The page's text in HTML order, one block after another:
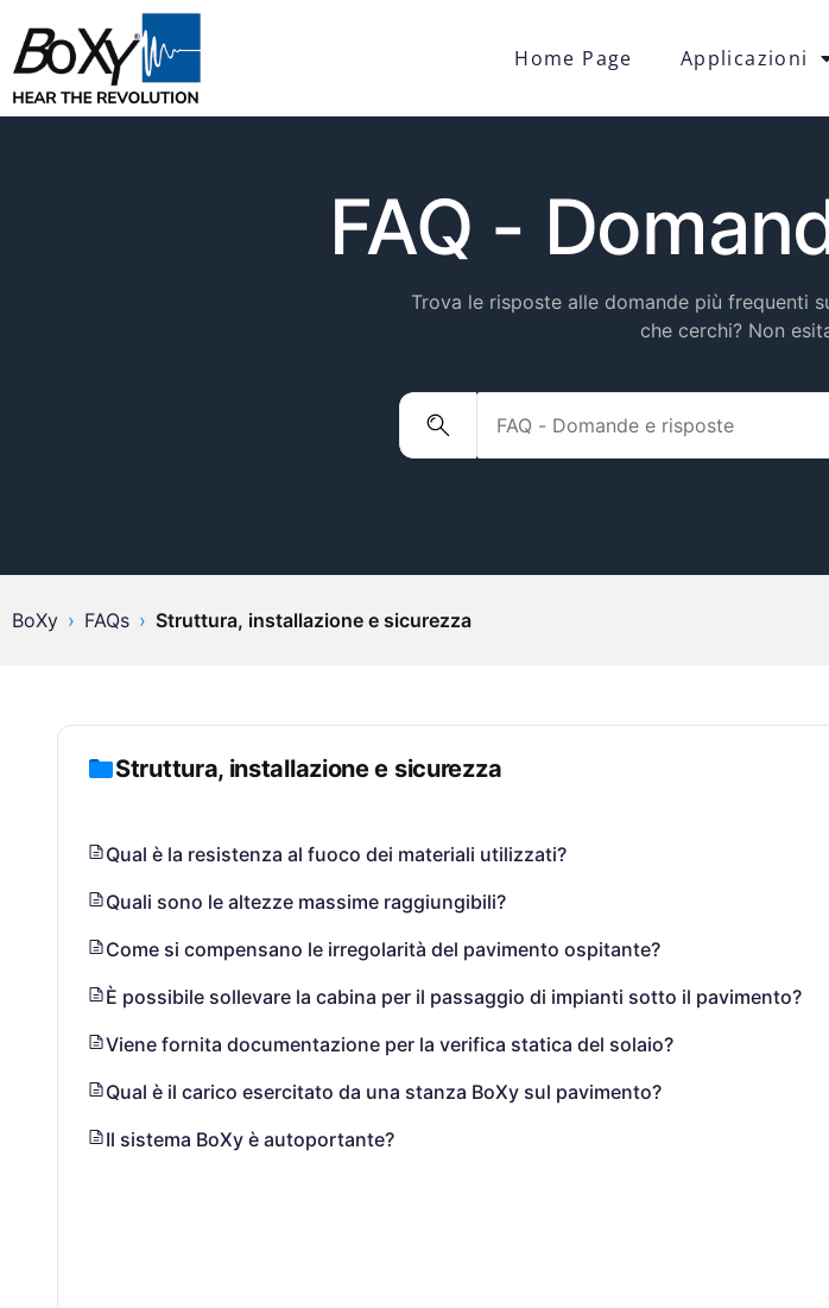
Home Page Applicazioni
FAQ -
Trova le risposte alle domande più frequenti
che cerchi? Non
BoXy › FAQs › Struttura, installazione e sicurezza
Struttura, installazione e sicurezza
Qual è la resistenza al fuoco dei materiali utilizzati?
Quali sono le altezze massime raggiungibili?
Come si compensano le irregolarità del pavimento ospitante?
È possibile sollevare la cabina per il passaggio di impianti sotto il pavimento?
Viene fornita documentazione per la verifica statica del solaio?
Qual è il carico esercitato da una stanza BoXy sul pavimento?
Il sistema BoXy è autoportante?